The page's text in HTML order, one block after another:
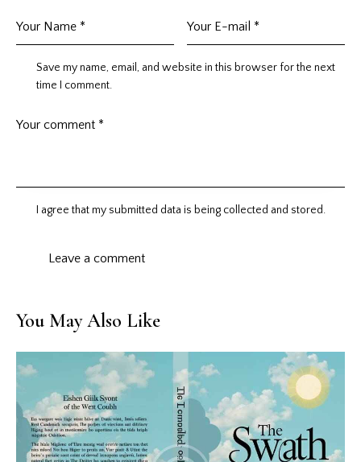
Save my name, email, and website in this browser for the next
time I comment.
I agree that my submitted data is being collected and stored.
You May Also Like